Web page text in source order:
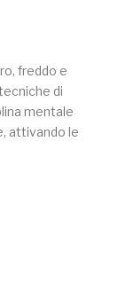
freddo e
di
mentale
attivando le